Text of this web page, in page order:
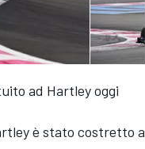
ad Hartley oggi
è stato costretto a